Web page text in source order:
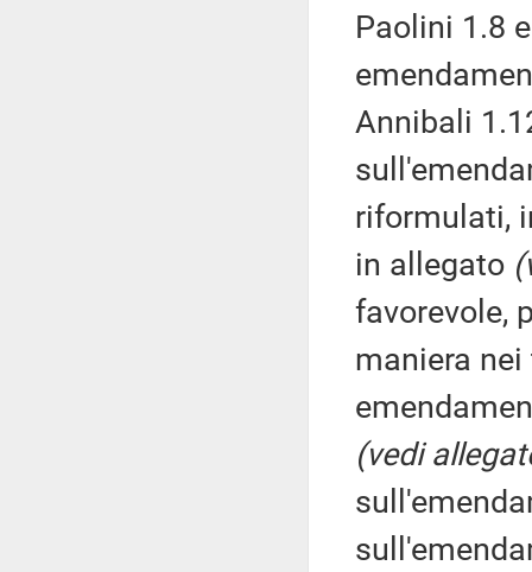
Paolini 1.8
Annibali
riformulati,
in allegato
favorevole,
maniera
(vedi